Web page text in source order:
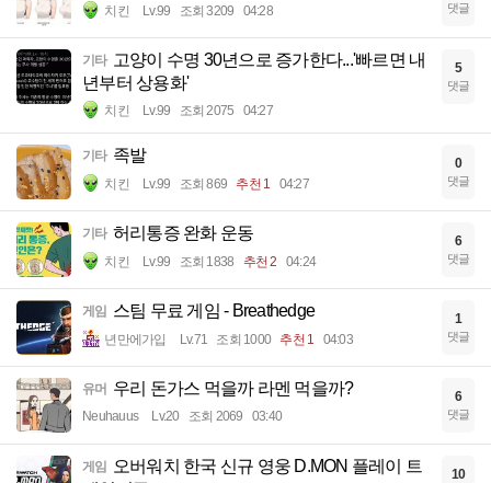
치킨 Lv.99 조회 3209 04:28 댓글
기타 고양이 수명 30년으로 증가한다...'빠르면 내
년부터 상용화'
치킨 Lv.99 조회 2075 04:27
5
댓글
기타 족발
치킨 Lv.99 조회 869 추천 1 04:27
0
댓글
기타 허리통증 완화 운동
치킨 Lv.99 조회 1838 추천 2 04:24
6
댓글
게임 스팀 무료 게임 - Breathedge
년만에가입 Lv.71 조회 1000 추천 1 04:03
1
댓글
유머 우리 돈가스 먹을까 라멘 먹을까?
Neuhauus Lv.20 조회 2069 03:40
6
댓글
게임
오버워치 한국 신규 영웅 D.MON 플레이 트
10